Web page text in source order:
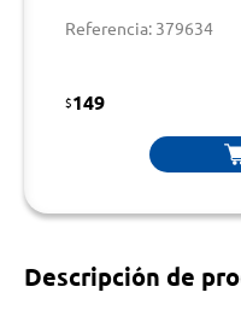
Referencia: 379634
$149
Descripción de